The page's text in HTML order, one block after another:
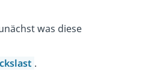
was diese
.